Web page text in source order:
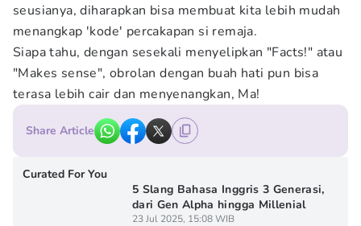
seusianya, diharapkan bisa membuat kita lebih mudah
menangkap 'kode' percakapan si remaja.
Siapa tahu, dengan sesekali menyelipkan "Facts!" atau
"Makes sense", obrolan dengan buah hati pun bisa
terasa lebih cair dan menyenangkan, Ma!
Share Article
Curated For You
5 Slang Bahasa Inggris 3 Generasi,
dari Gen Alpha hingga Millenial
23 Jul 2025, 15:08 WIB